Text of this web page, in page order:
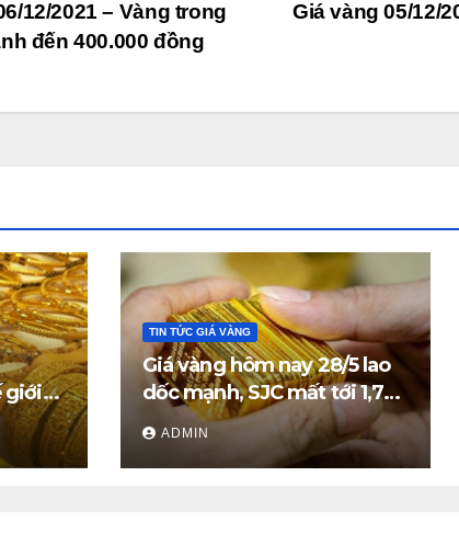
Giá vàng 05/12/
12/2021 – Vàng trong
đến 400.000 đồng
giới
vàng
TIN TỨC GIÁ VÀNG
Giá vàng hôm nay 28/5 lao
dốc mạnh, SJC mất tới 1,7
triệu đồng/lượng
ADMIN